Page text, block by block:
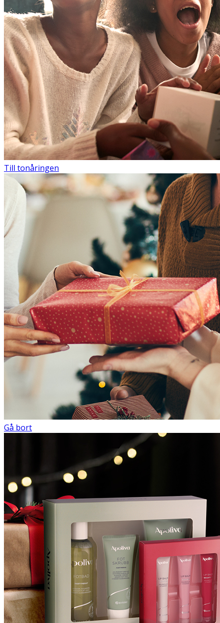
Till tonåringen
Gå bort